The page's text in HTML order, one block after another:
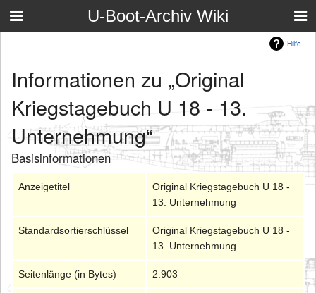
U-Boot-Archiv Wiki
Hilfe
Informationen zu „Original
Kriegstagebuch U 18 - 13.
Unternehmung“
Basisinformationen
Anzeigetitel
Original Kriegstagebuch U 18 -
13. Unternehmung
Standardsortierschlüssel
Original Kriegstagebuch U 18 -
13. Unternehmung
Seitenlänge (in Bytes) 2.903